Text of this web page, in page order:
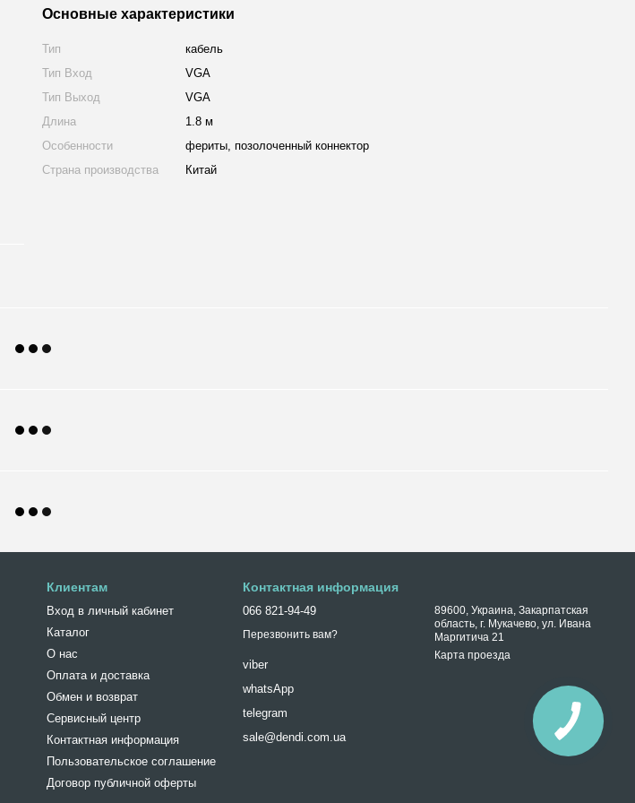
Основные характеристики
Тип
кабель
Тип Вход
VGA
Тип Выход
VGA
Длина
1.8 м
Особенности
фериты, позолоченный коннектор
Страна производства
Китай
Клиентам
Вход в личный кабинет
Каталог
О нас
Оплата и доставка
Обмен и возврат
Сервисный центр
Контактная информация
Пользовательское соглашение
Договор публичной оферты
Контактная информация
066 821-94-49
Перезвонить вам?
viber
whatsApp
telegram
sale@dendi.com.ua
89600, Украина, Закарпатская
область, г. Мукачево, ул. Ивана
Маргитича 21
Карта проезда